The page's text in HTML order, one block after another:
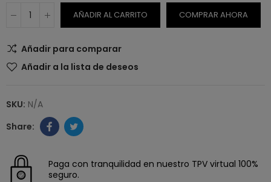
AÑADIR AL CARRITO COMPRAR AHORA
Añadir para comparar
Añadir a la lista de deseos
SKU: N/A
Paga con tranquilidad en nuestro TPV virtual 100%
seguro.